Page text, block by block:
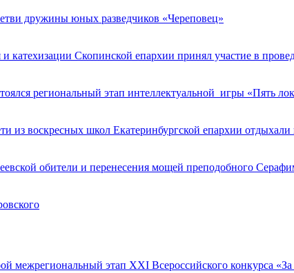
дружины юных разведчиков «Череповец»
и катехизации Скопинской епархии принял участие в
региональный этап интеллектуальной игры «Пять
из воскресных школ Екатеринбургской епархии отдыхали
обители и перенесения мощей преподобного
межрегиональный этап XXI Всероссийского конкурса